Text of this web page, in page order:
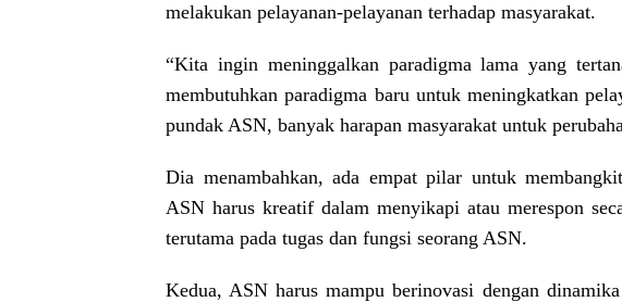
melakukan pelayanan-pelayanan terhadap masyarakat.
“Kita ingin meninggalkan paradigma lama yang
membutuhkan paradigma baru untuk meningkatkan
pundak ASN, banyak harapan masyarakat untuk
Dia menambahkan, ada empat pilar untuk
ASN harus kreatif dalam menyikapi atau merespon
terutama pada tugas dan fungsi seorang ASN.
Kedua, ASN harus mampu berinovasi dengan